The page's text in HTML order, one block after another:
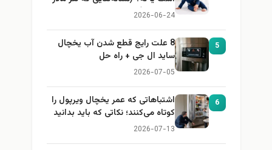
باید بداند)
2026-06-24
5
8 علت رایج قطع شدن آب یخچال
ساید ال جی + راه حل
2026-07-05
6
اشتباهاتی که عمر یخچال ویرپول را
کوتاه می‌کنند؛ نکاتی که باید بدانید
2026-07-13